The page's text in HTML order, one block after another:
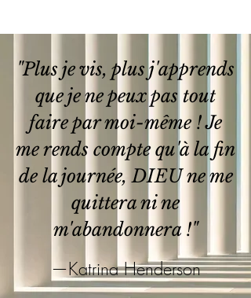
"Plus je vis, plus j'apprends
que je ne peux pas tout
faire par moi-même ! Je
me rends compte qu'à la fin
de la journée, DIEU ne me
quittera ni ne
m'abandonnera !"
—Katrina Henderson